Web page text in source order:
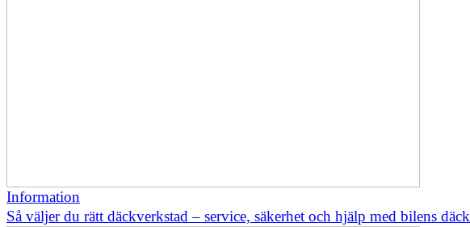
Information
Så väljer du rätt däckverkstad – service, säkerhet och hjälp med bilens däck